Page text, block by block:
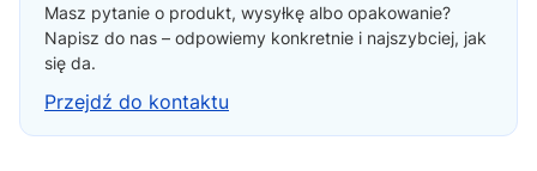
Masz pytanie o produkt, wysyłkę albo opakowanie?
Napisz do nas – odpowiemy konkretnie i najszybciej, jak
się da.
Przejdź do kontaktu